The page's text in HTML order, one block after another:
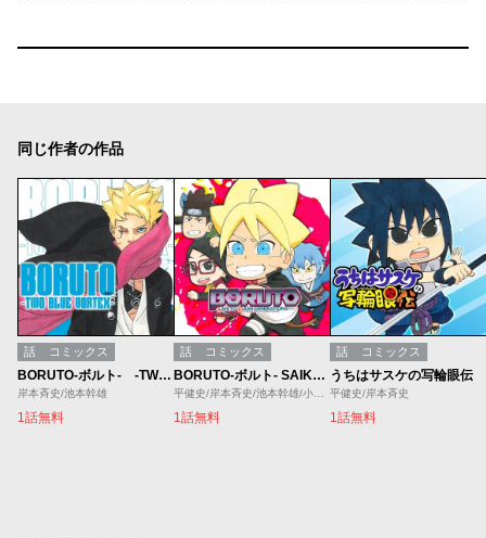
同じ作者の作品
話 コミックス
BORUTO-ボルト- -TWO BLUE VORTEX-
岸本斉史/池本幹雄
1話無料
話 コミックス
BORUTO-ボルト- SAIKYO DASH GENERATIONS
1話無料
話 コミックス
うちはサスケの写輪眼伝
平健史/岸本斉史
1話無料